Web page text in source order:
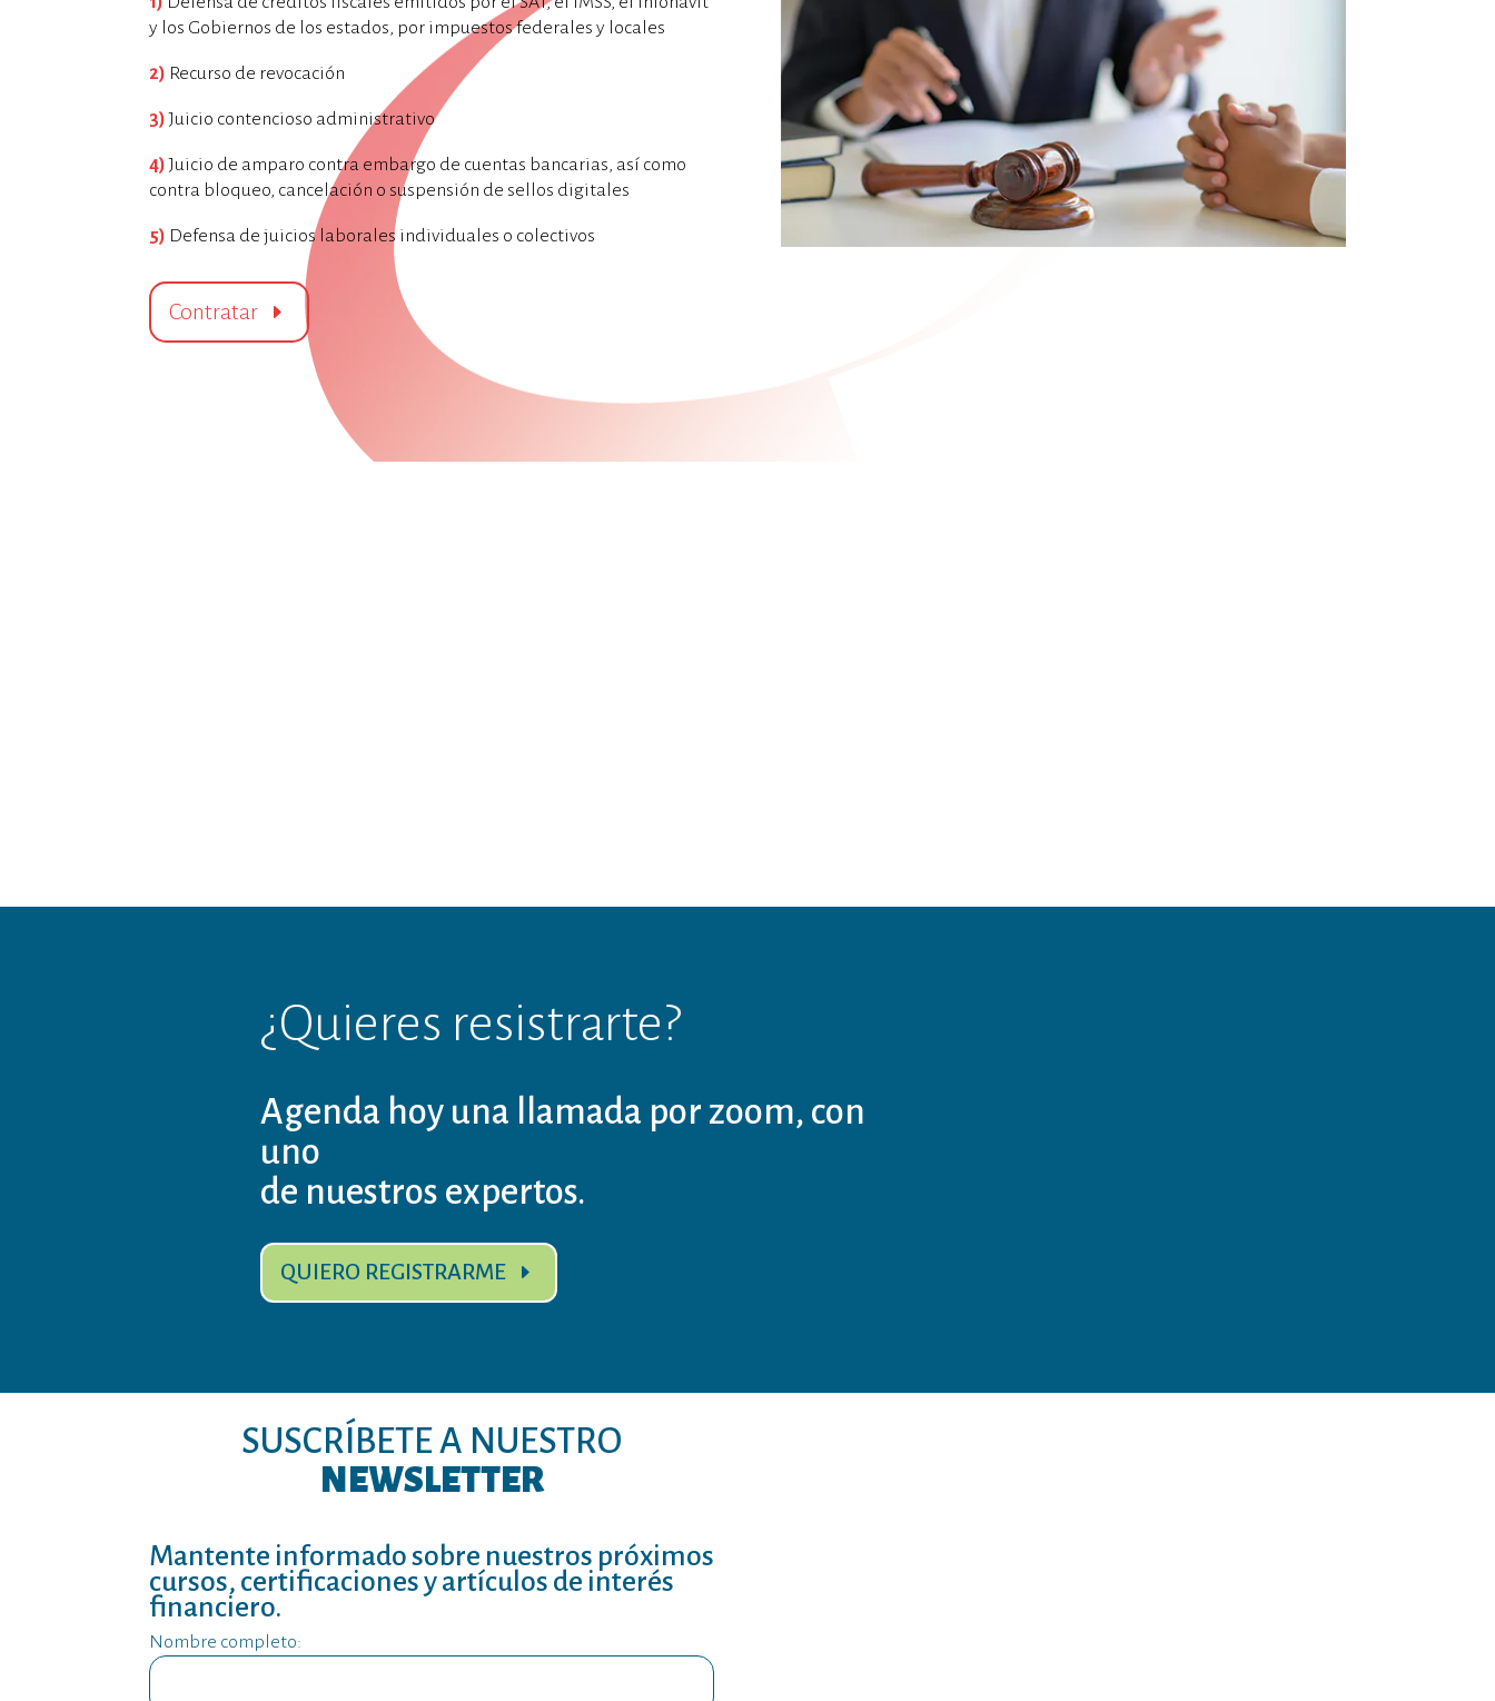
y los Gobiernos de los estados, por impuestos federales y locales
2) Recurso de revocación
3)Juicio contencioso administrativo
4)Juicio de amparo contra embargo de cuentas bancarias, así como
contra bloqueo, cancelación o suspensión de sellos digitales
5) Defensa de juicios laborales individuales o colectivos
Contratar
¿Quieres resistrarte?
Agenda hoy una llamada por zoom, con
uno
de nuestros expertos.
QUIERO REGISTRARME
SUSCRÍBETE A NUESTRO
NEWSLETTER
Mantente informado sobre nuestros próximos
cursos, certificaciones y artículos de interés
financiero.
Nombre completo: